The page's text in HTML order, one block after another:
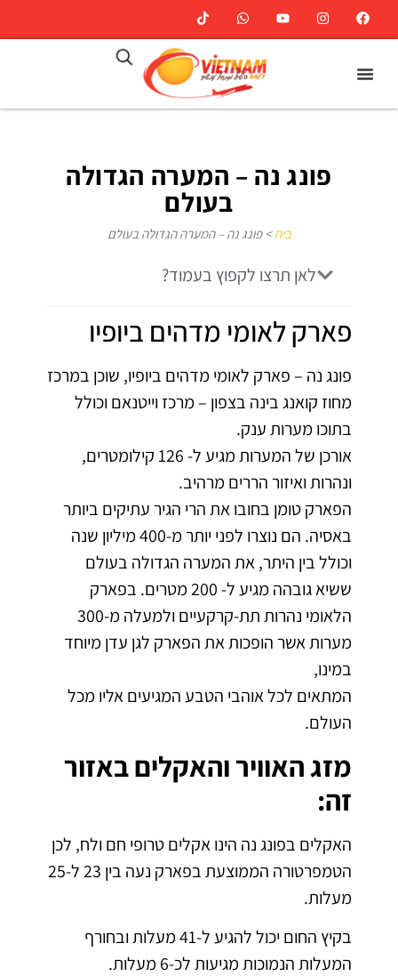
פונג נה – המערה הגדולה
בעולם
בית>פונג נה – המערה הגדולה בעולם
לאן תרצו לקפוץ בעמוד?
פארק לאומי מדהים ביופיו
פונג נה – פארק לאומי מדהים ביופיו, שוכן במרכז
מחוז קואנג בינה בצפון – מרכזוייטנאםוכולל
בתוכו מערות ענק.
אורכן של המערות מגיע ל- 126 קילומטרים,
ונהרות ואיזור הררים מרהיב.
הפארק טומן בחובו את הרי הגיר עתיקים ביותר
באסיה. הם נוצרו לפני יותר מ-400 מיליון שנה
וכולל בין היתר, את המערה הגדולה בעולם
ששיא גובהה מגיע ל- 200 מטרים. בפארק
הלאומי נהרות תת-קרקעיים ולמעלה מ-300
מערות אשר הופכות את הפארק לגן עדן מיוחד
במינו,
המתאים לכל אוהבי הטבע המגיעים אליו מכל
העולם.
מזג האוויר והאקלים באזור
זה:
האקלים בפונג נה הינו אקלים טרופי חם ולח, לכן
הטמפרטורה הממוצעת בפארק נעה בין 23 ל-25
מעלות.
בקיץ החום יכול להגיע ל-41 מעלות ובחורף
המעלות הנמוכות מגיעות לכ-6 מעלות.